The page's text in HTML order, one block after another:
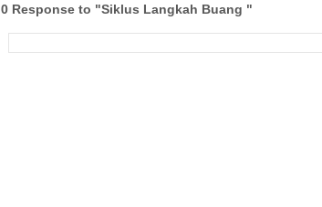
0 Response to "Siklus Langkah Buang "